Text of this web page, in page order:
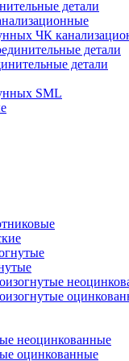
детали
ЧК
детали
SML
неоцинкованные
оцинкованные